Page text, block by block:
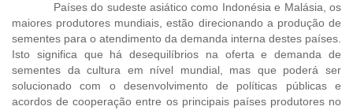
Países do sudeste asiático como Indonésia e Malásia, os
maiores produtores mundiais, estão direcionando a produção de
sementes para o atendimento da demanda interna destes países.
Isto significa que há desequilíbrios na oferta e demanda de
sementes da cultura em nível mundial, mas que poderá ser
solucionado com o desenvolvimento de políticas públicas e
acordos de cooperação entre os principais países produtores no